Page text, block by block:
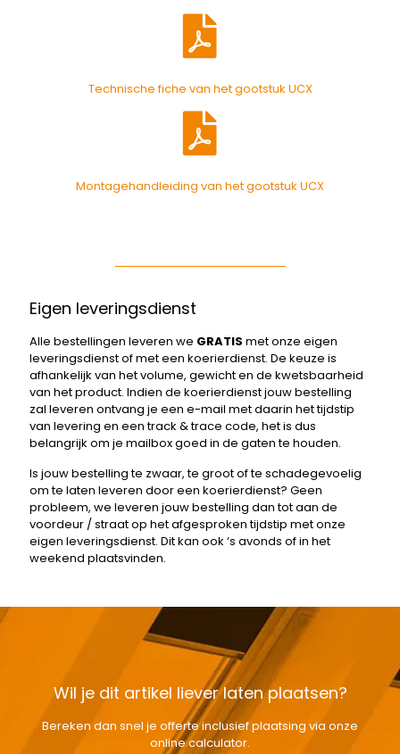
Technische fiche van het gootstuk UCX
Montagehandleiding van het gootstuk UCX
Eigen leveringsdienst
Alle bestellingen leveren we GRATIS met onze eigen
leveringsdienst of met een koerierdienst. De keuze is
afhankelijk van het volume, gewicht en de kwetsbaarheid
van het product. Indien de koerierdienst jouw bestelling
zal leveren ontvang je een e-mail met daarin het tijdstip
van levering en een track & trace code, het is dus
belangrijk om je mailbox goed in de gaten te houden.
Is jouw bestelling te zwaar, te groot of te schadegevoelig
om te laten leveren door een koerierdienst? Geen
probleem, we leveren jouw bestelling dan tot aan de
voordeur / straat op het afgesproken tijdstip met onze
eigen leveringsdienst. Dit kan ook ‘s avonds of in het
weekend plaatsvinden.
Wil je dit artikel liever laten plaatsen?
Bereken dan snel je offerte inclusief plaatsing via onze
online calculator.